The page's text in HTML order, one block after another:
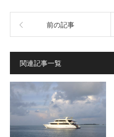
前の記事
関連記事一覧